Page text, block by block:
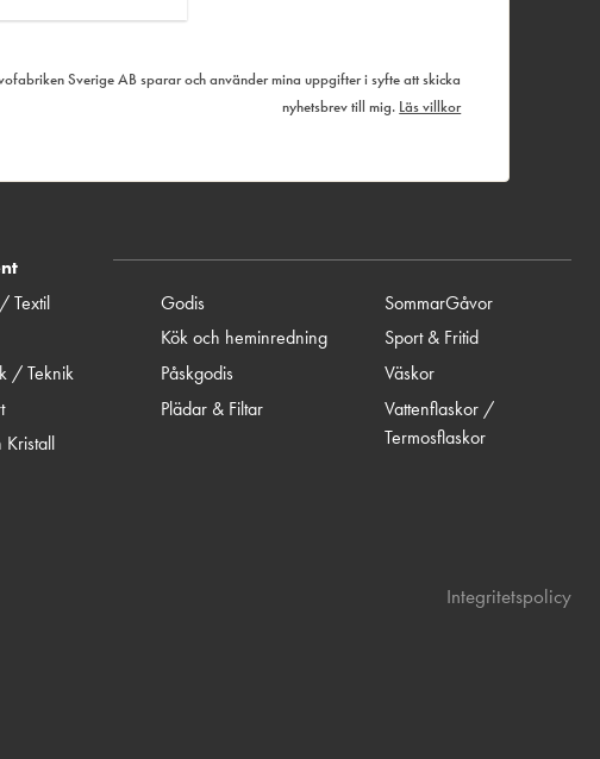
Sverige AB sparar och använder mina uppgifter i syfte att skicka
nyhetsbrev till mig. Läs villkor
Textil
/ Teknik
Kristall
Godis
Kök och heminredning
Påskgodis
Plädar & Filtar
SommarGåvor
Sport & Fritid
Väskor
Vattenflaskor /
Termosflaskor
Integritetspolicy